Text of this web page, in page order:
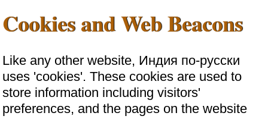
Cookies and Web Beacons
Like any other website, Индия по-русски
uses 'cookies'. These cookies are used to
store information including visitors'
preferences, and the pages on the website